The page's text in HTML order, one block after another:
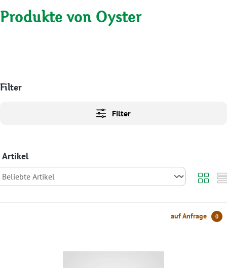
Produkte von Oyster
Filter
Filter
Artikel
auf Anfrage 0